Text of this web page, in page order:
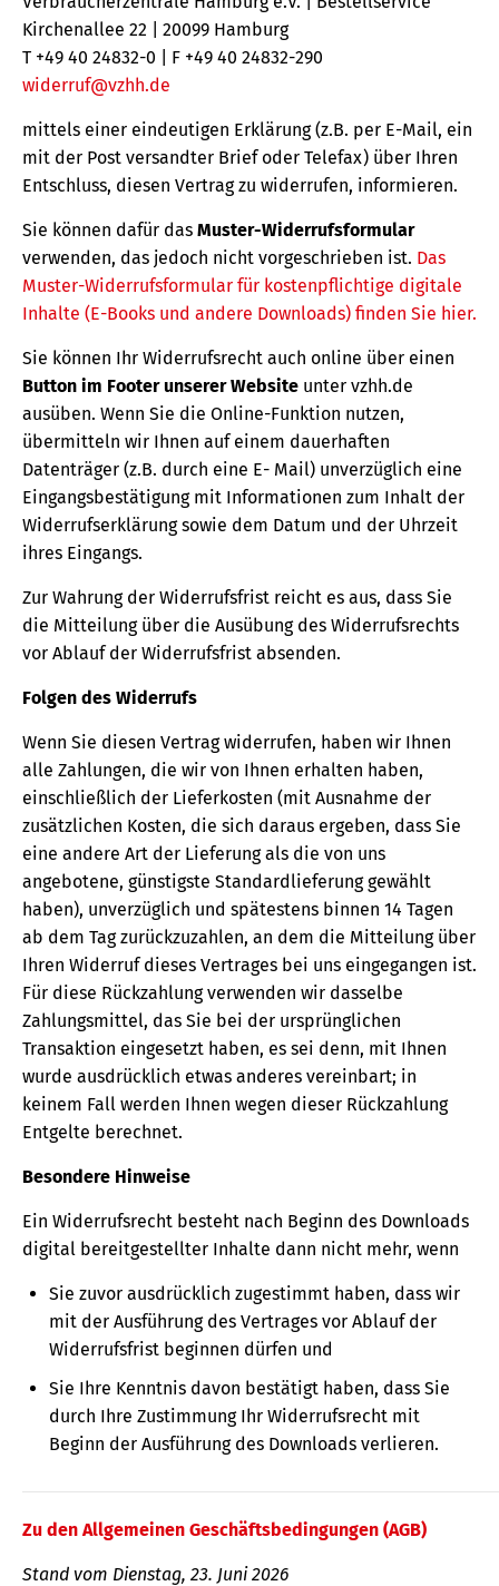
Kirchenallee 22 | 20099 Hamburg
T +49 40 24832-0 | F +49 40 24832-290
widerruf@vzhh.de
mittels einer eindeutigen Erklärung (z.B. per E-Mail, ein
mit der Post versandter Brief oder Telefax) über Ihren
Entschluss, diesen Vertrag zu widerrufen, informieren.
Sie können dafür das Muster-Widerrufsformular
verwenden, das jedoch nicht vorgeschrieben ist. Das
Muster-Widerrufsformular für kostenpflichtige digitale
Inhalte (E-Books und andere Downloads) finden Sie hier.
Sie können Ihr Widerrufsrecht auch online über einen
Button im Footer unserer Website unter vzhh.de
ausüben. Wenn Sie die Online-Funktion nutzen,
übermitteln wir Ihnen auf einem dauerhaften
Datenträger (z.B. durch eine E- Mail) unverzüglich eine
Eingangsbestätigung mit Informationen zum Inhalt der
Widerrufserklärung sowie dem Datum und der Uhrzeit
ihres Eingangs.
Zur Wahrung der Widerrufsfrist reicht es aus, dass Sie
die Mitteilung über die Ausübung des Widerrufsrechts
vor Ablauf der Widerrufsfrist absenden.
Folgen des Widerrufs
Wenn Sie diesen Vertrag widerrufen, haben wir Ihnen
alle Zahlungen, die wir von Ihnen erhalten haben,
einschließlich der Lieferkosten (mit Ausnahme der
zusätzlichen Kosten, die sich daraus ergeben, dass Sie
eine andere Art der Lieferung als die von uns
angebotene, günstigste Standardlieferung gewählt
haben), unverzüglich und spätestens binnen 14 Tagen
ab dem Tag zurückzuzahlen, an dem die Mitteilung über
Ihren Widerruf dieses Vertrages bei uns eingegangen ist.
Für diese Rückzahlung verwenden wir dasselbe
Zahlungsmittel, das Sie bei der ursprünglichen
Transaktion eingesetzt haben, es sei denn, mit Ihnen
wurde ausdrücklich etwas anderes vereinbart; in
keinem Fall werden Ihnen wegen dieser Rückzahlung
Entgelte berechnet.
Besondere Hinweise
Ein Widerrufsrecht besteht nach Beginn des Downloads
digital bereitgestellter Inhalte dann nicht mehr, wenn
Sie zuvor ausdrücklich zugestimmt haben, dass wir
mit der Ausführung des Vertrages vor Ablauf der
Widerrufsfrist beginnen dürfen und
Sie Ihre Kenntnis davon bestätigt haben, dass Sie
durch Ihre Zustimmung Ihr Widerrufsrecht mit
Beginn der Ausführung des Downloads verlieren.
Zu den Allgemeinen Geschäftsbedingungen (AGB)
Stand vom Dienstag, 23. Juni 2026